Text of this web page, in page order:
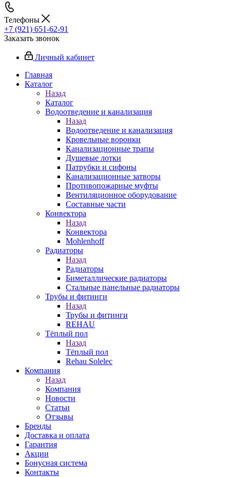
Телефоны
+7 (921) 651-62-91
Заказать звонок
Личный кабинет
Главная
Каталог
Назад
Каталог
Водоотведение и канализация
Назад
Водоотведение и канализация
Кровельные воронки
Канализационные трапы
Душевые лотки
Патрубки и сифоны
Канализационные затворы
Противопожарные муфты
Вентиляционное оборудование
Составные части
Конвектора
Назад
Конвектора
Mohlenhoff
Радиаторы
Назад
Радиаторы
Биметаллические радиаторы
Стальные панельные радиаторы
Трубы и фитинги
Назад
Трубы и фитинги
REHAU
Тёплый пол
Назад
Тёплый пол
Rehau Solelec
Компания
Назад
Компания
Новости
Статьи
Отзывы
Бренды
Доставка и оплата
Гарантия
Акции
Бонусная система
Контакты